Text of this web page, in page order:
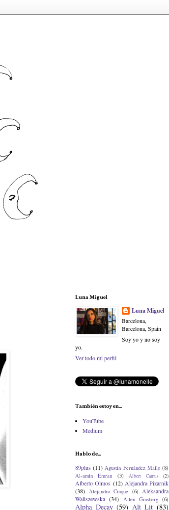
Luna Miguel
Luna Miguel
Barcelona,
Barcelona, Spain
Soy yo y no soy
yo.
Ver todo mi perfil
También estoy en...
YouTube
Medium
Hablo de...
89plus (11) Agustín Fernández Mallo (8)
Al-amin Emran
(3) Albert Camus (2)
Alberto Olmos (12) Alejandra Pizarnik
(38)
Alejandro Cinque (6)
Aleksandra
Waliszewska (34) Allen Ginsberg (6)
Alpha Decay (59) Alt Lit (83)